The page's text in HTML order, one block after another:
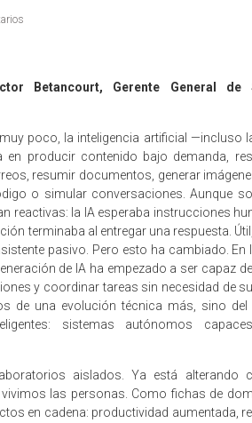
Betancourt, Gerente General de
poco, la inteligencia artificial —incluso
en producir contenido bajo demanda,
resumir documentos, generar
o simular conversaciones. Aunque
reactivas: la IA esperaba instrucciones
terminaba al entregar una respuesta.
pasivo. Pero esto ha cambiado. En
de IA ha empezado a ser capaz
y coordinar tareas sin necesidad de
de una evolución técnica más, sino
sistemas autónomos
aislados. Ya está alterando
las personas. Como fichas de
en cadena: productividad aumentada,